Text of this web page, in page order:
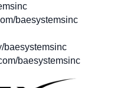
baesystemsinc
baesystemsinc
baesystemsinc